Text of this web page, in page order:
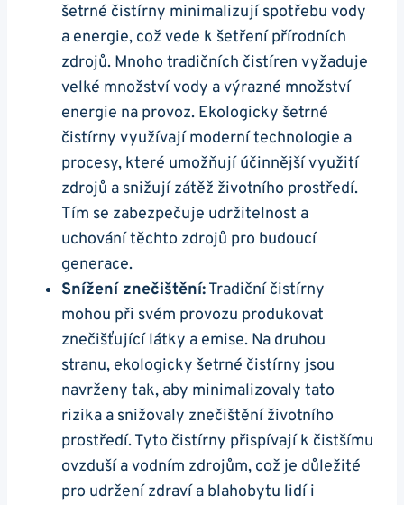
šetrné čistírny minimalizují spotřebu vody
a energie, což vede k šetření přírodních
zdrojů. Mnoho tradičních čistíren vyžaduje
velké množství vody a výrazné množství
energie na provoz. Ekologicky šetrné
čistírny využívají moderní technologie a
procesy, které umožňují účinnější využití
zdrojů a snižují zátěž životního prostředí.
Tím se zabezpečuje udržitelnost a
uchování těchto zdrojů pro budoucí
generace.
Snížení znečištění:Tradiční čistírny
mohou při svém provozu produkovat
znečišťující látky a emise. Na druhou
stranu, ekologicky šetrné čistírny jsou
navrženy tak, aby minimalizovaly tato
rizika a snižovaly znečištění životního
prostředí. Tyto čistírny přispívají k čistšímu
ovzduší a vodním zdrojům, což je důležité
pro udržení zdraví a blahobytu lidí i